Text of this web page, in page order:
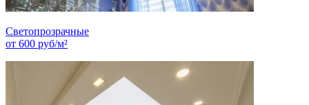
Светопрозрачные
от 600 руб/м²